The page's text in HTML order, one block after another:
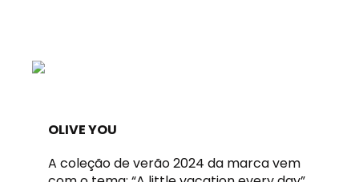
OLIVE YOU
A coleção de verão 2024 da marca vem